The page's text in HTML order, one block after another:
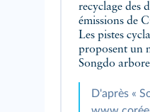
recyclage des
émissions de
Les pistes
proposent un
Songdo
D'après «